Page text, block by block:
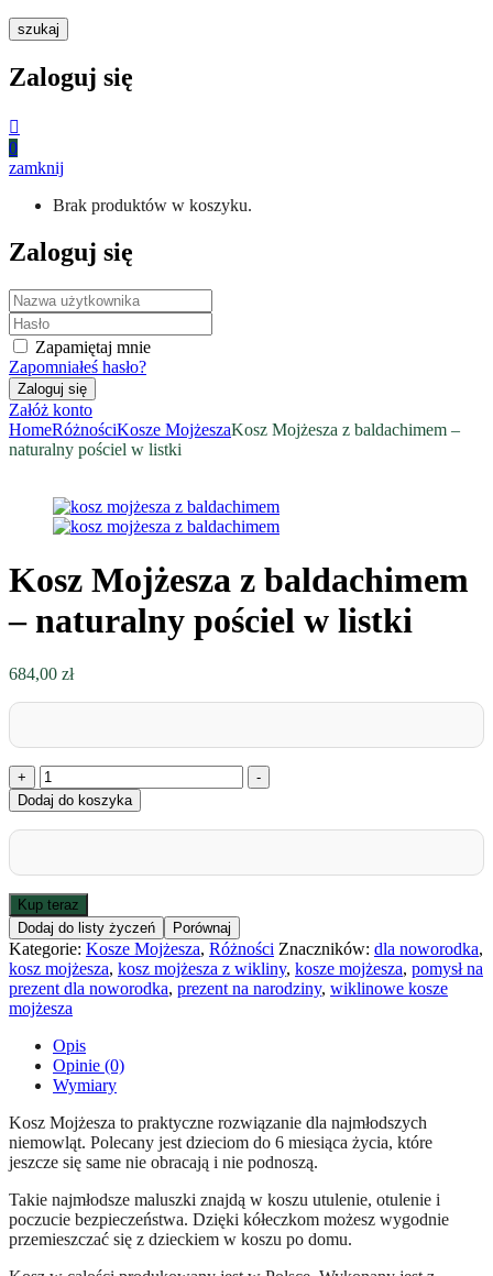
szukaj
Zaloguj się
0
zamknij
Brak produktów w koszyku.
Zaloguj się
Zapamiętaj mnie
Zapomniałeś hasło?
Załóż konto
HomeRóżnościKosze MojżeszaKosz Mojżesza z baldachimem –
naturalny pościel w listki
Kosz Mojżesza z baldachimem
– naturalny pościel w listki
684,00 zł
+
ilość
Kosz
Mojżesza
z
-
naturalny
pościel
w
listki
-
Dodaj do koszyka
Kup teraz
Dodaj do listy życzeń
Porównaj
Kategorie: Kosze Mojżesza, Różności Znaczników: dla noworodka,
kosz mojżesza, kosz mojżesza z wikliny, kosze mojżesza, pomysł na
prezent dla noworodka, prezent na narodziny, wiklinowe kosze
mojżesza
Opis
Opinie (0)
Wymiary
Kosz Mojżesza to praktyczne rozwiązanie dla najmłodszych
niemowląt. Polecany jest dzieciom do 6 miesiąca życia, które
jeszcze się same nie obracają i nie podnoszą.
Takie najmłodsze maluszki znajdą w koszu utulenie, otulenie i
poczucie bezpieczeństwa. Dzięki kółeczkom możesz wygodnie
przemieszczać się z dzieckiem w koszu po domu.